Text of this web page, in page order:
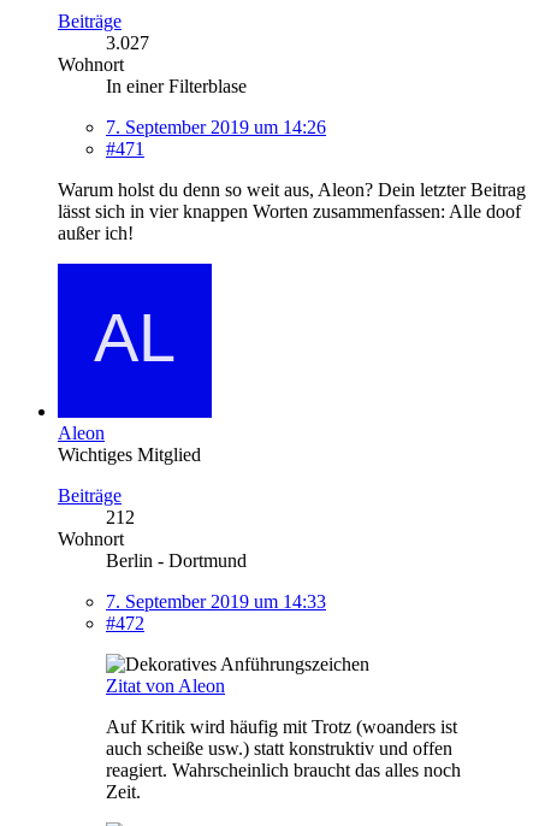
Beiträge
3.027
Wohnort
In einer Filterblase
7. September 2019 um 14:26
#471
Warum holst du denn so weit aus, Aleon? Dein letzter Beitrag
lässt sich in vier knappen Worten zusammenfassen: Alle doof
außer ich!
Aleon
Wichtiges Mitglied
Beiträge
212
Wohnort
Berlin - Dortmund
7. September 2019 um 14:33
#472
Zitat von Aleon
Auf Kritik wird häufig mit Trotz (woanders ist
auch scheiße usw.) statt konstruktiv und offen
reagiert. Wahrscheinlich braucht das alles noch
Zeit.